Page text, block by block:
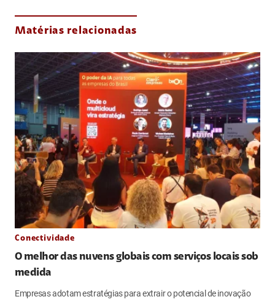
Matérias relacionadas
Conectividade
O melhor das nuvens globais com serviços locais sob
medida
Empresas adotam estratégias para extrair o potencial de inovação